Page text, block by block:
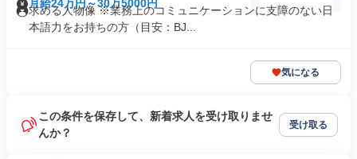
月給24万円～30万5000円
求める人物像 ※業務上のコミュニケーションに支障のない日
本語力をお持ちの方（目安：BJ...
気になる
この条件を保存して、新着求人を受け取りませ
んか？
受け取る